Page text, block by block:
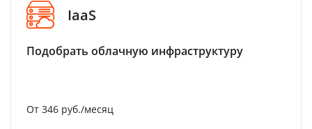
IaaS
Подобрать облачную инфраструктуру
От 346 руб./месяц